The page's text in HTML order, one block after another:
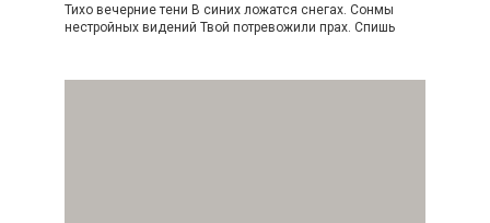
Тихо вечерние тени В синих ложатся снегах. Сонмы
нестройных видений Твой потревожили прах. Спишь